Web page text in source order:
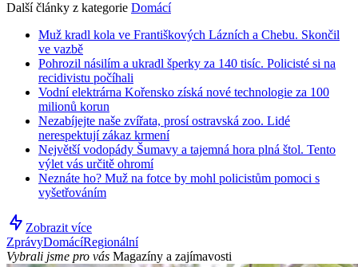
Další články z kategorie Domácí
Muž kradl kola ve Františkových Lázních a Chebu. Skončil
ve vazbě
Pohrozil násilím a ukradl šperky za 140 tisíc. Policisté si na
recidivistu počíhali
Vodní elektrárna Kořensko získá nové technologie za 100
milionů korun
Nezabíjejte naše zvířata, prosí ostravská zoo. Lidé
nerespektují zákaz krmení
Největší vodopády Šumavy a tajemná hora plná štol. Tento
výlet vás určitě ohromí
Neznáte ho? Muž na fotce by mohl policistům pomoci s
vyšetřováním
Zobrazit více
ZprávyDomácíRegionální
Vybrali jsme pro vás Magazíny a zajímavosti